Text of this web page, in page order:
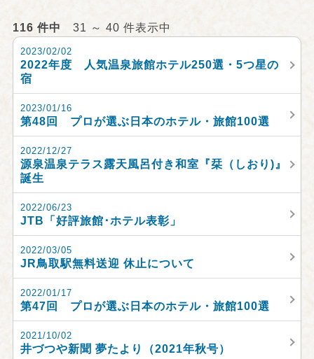
116 件中 31 ～ 40 件表示中
2023/02/02
2022年度 人気温泉旅館ホテル250選・5つ星の
宿
2023/01/16
第48回 プロが選ぶ日本のホテル・旅館100選
2022/12/27
源泉温泉テラス露天風呂付き和室『栞（しおり)』
誕生
2022/06/23
JTB「好評旅館･ホテル表彰」
2022/03/05
JR鳥取駅無料送迎 休止について
2022/01/17
第47回 プロが選ぶ日本のホテル・旅館100選
2021/10/02
井づつや新聞 夢たより（2021年秋号）